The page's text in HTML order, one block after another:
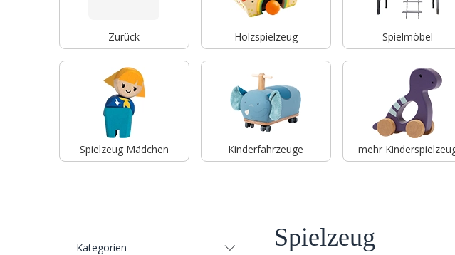
Zurück Holzspielzeug Spielmöbel
Spielzeug Mädchen Kinderfahrzeuge mehr
Kategorien Spielzeug